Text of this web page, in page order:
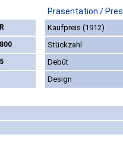
Präsentation /
Kaufpreis (1912)
Stückzahl
Debüt
Design